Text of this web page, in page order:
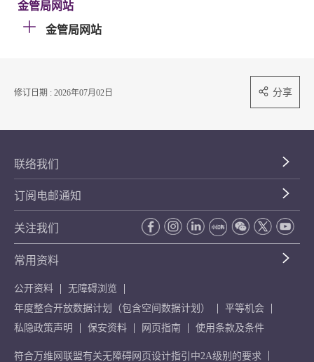
金管局网站
金管局网站
修订日期 : 2026年07月02日 分享
联络我们
订阅电邮通知
关注我们
常用资料
公开资料
无障碍浏览
年度整合开放数据计划（包含空间数据计划）
平等机会
私隐政策声明
保安资料 网页指南 使用条款及条件
符合万维网联盟有关无障碍网页设计指引中2A级别的要求